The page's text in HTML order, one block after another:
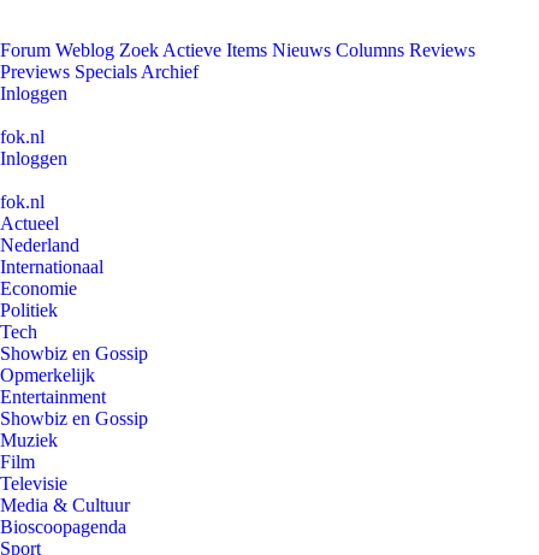
Forum Weblog Zoek Actieve Items Nieuws Columns Reviews
Previews Specials Archief
Inloggen
fok.nl
Inloggen
fok.nl
Actueel
Nederland
Internationaal
Economie
Politiek
Tech
Showbiz en Gossip
Opmerkelijk
Entertainment
Showbiz en Gossip
Muziek
Film
Televisie
Media & Cultuur
Bioscoopagenda
Sport